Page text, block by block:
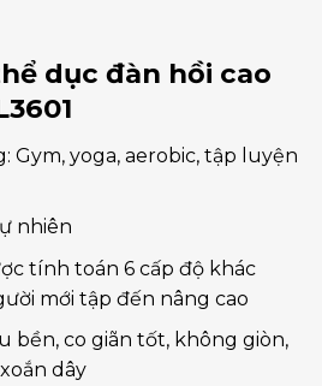
dục đàn hồi cao
Gym, yoga, aerobic, tập luyện
nhiên
tính toán 6 cấp độ khác
mới tập đến nâng cao
bền, co giãn tốt, không giòn,
dây